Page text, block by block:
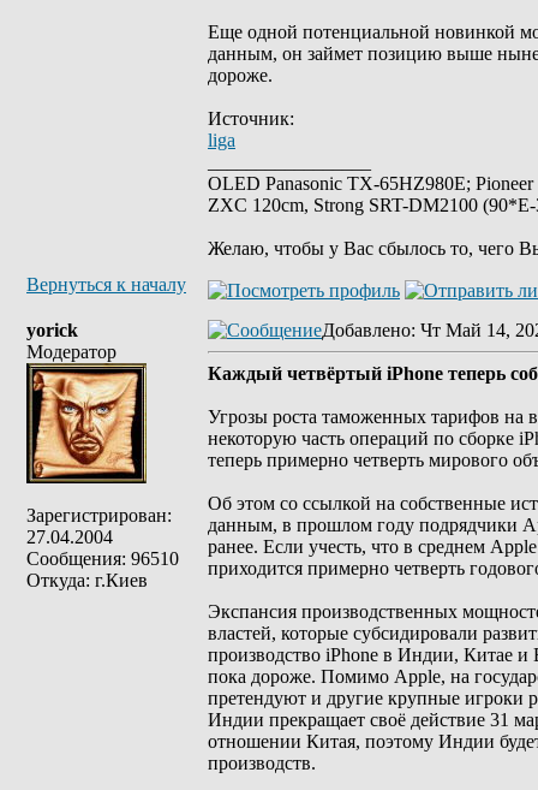
Еще одной потенциальной новинкой
данным, он займет позицию выше
дороже.
Источник:
liga
OLED Panasonic TX-65HZ980E;
ZXC 120cm, Strong SRT-DM2100
Желаю, чтобы у Вас сбылось то, чего
Вернуться к началу
yorick
Модератор
Зарегистрирован:
27.04.2004
Сообщения: 96510
Откуда: г.Киев
Добавлено: Чт Май 14,
Каждый четвёртый iPhone теперь
Угрозы роста таможенных тарифов на
некоторую часть операций по сборке
теперь примерно четверть мирового
Об этом со ссылкой на собственные
данным, в прошлом году подрядчики
ранее. Если учесть, что в среднем
приходится примерно четверть
Экспансия производственных
властей, которые субсидировали
производство iPhone в Индии, Китае и
пока дороже. Помимо Apple, на
претендуют и другие крупные игроки
Индии прекращает своё действие 31
отношении Китая, поэтому Индии
производств.